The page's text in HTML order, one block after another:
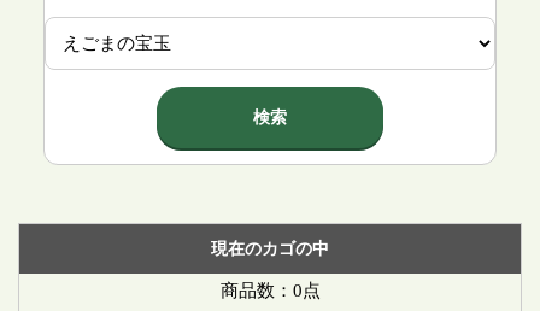
検索
現在のカゴの中
商品数：0点